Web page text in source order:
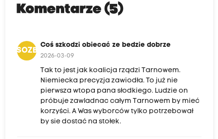
Komentarze (5)
CSOZBD
Coś szkodzi obiecać ze bedzie dobrze
2026-03-09
Tak to jest jak koalicja rządzi Tarnowem.
Niemiecka precyzja zawiodła. To już nie
pierwsza wtopa pana słodkiego. Ludzie on
próbuje zawladnac całym Tarnowem by mieć
korzyści. A Was wyborców tylko potrzebował
by sie dostać na stołek.